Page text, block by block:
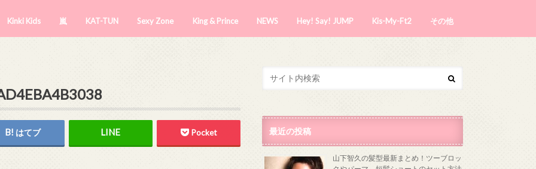
Kinki Kids 嵐 KAT-TUN Sexy Zone King & Prince NEWS Hey! Say! JUMP Kis-My-Ft2 その他
はてブ Pocket 最近の投稿
山下智久の髪型最新まとめ！ツーブロッ